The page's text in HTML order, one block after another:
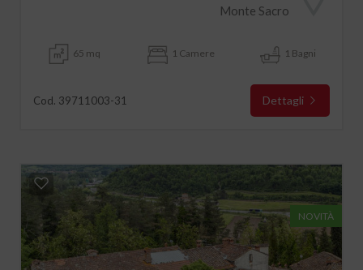
Monte Sacro
65 mq 1 Camere 1 Bagni
Cod. 39711003-31 Dettagli
NOVITÀ